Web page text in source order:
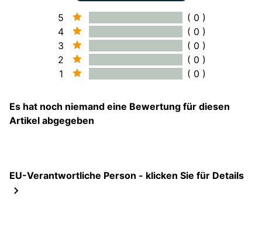
5
( 0 )
4
( 0 )
3
( 0 )
2
( 0 )
1
( 0 )
Es hat noch niemand eine Bewertung für diesen
Artikel abgegeben
EU-Verantwortliche Person - klicken Sie für Details